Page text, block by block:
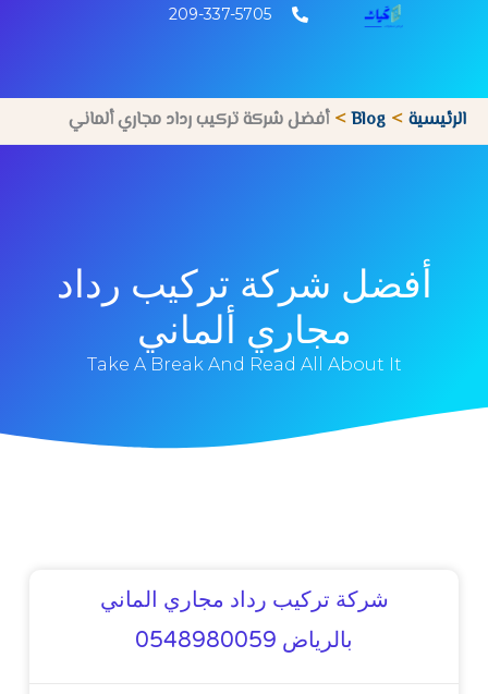
209-337-5705
الرئيسية Blog أفضل شركة تركيب رداد مجاري ألماني
أفضل شركة تركيب رداد
مجاري ألماني
Take A Break And Read All About It
شركة تركيب رداد مجاري الماني
بالرياض 0548980059